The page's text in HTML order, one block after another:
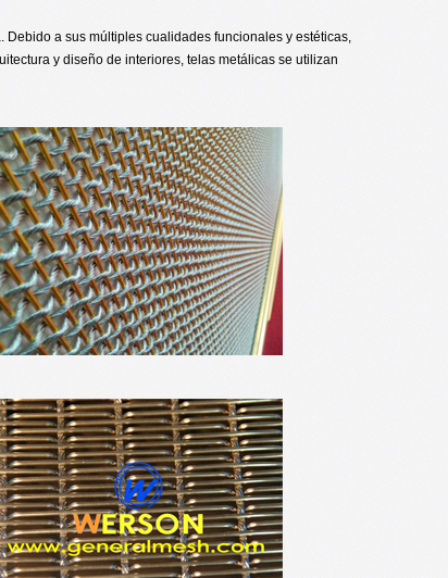
Debido a sus múltiples cualidades funcionales y estéticas,
y diseño de interiores, telas metálicas se utilizan